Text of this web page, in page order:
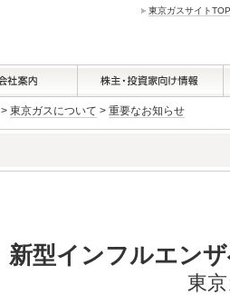
東京ガスサイトTOP
> 東京ガスについて > 重要なお知らせ
新型インフルエン
東